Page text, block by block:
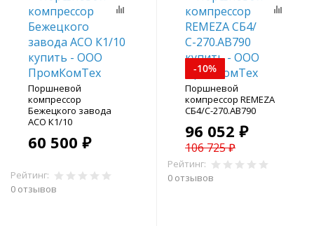
Поршневой
компрессор
Бежецкого завода
АСО К1/10
60 500 ₽
Рейтинг:
0 отзывов
-10%
Поршневой
компрессор REMEZA
СБ4/С-270.АВ790
96 052 ₽
106 725 ₽
Рейтинг:
0 отзывов